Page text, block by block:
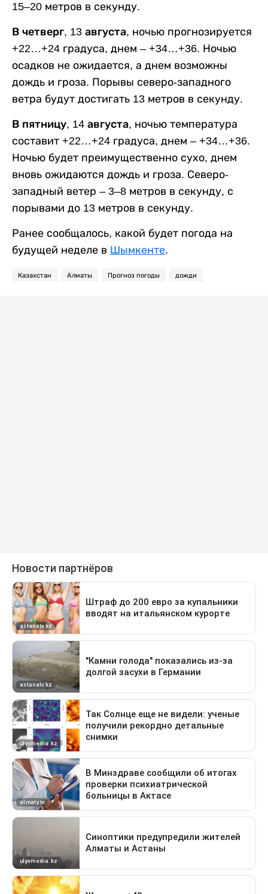
15–20 метров в секунду.
В четверг, 13 августа, ночью прогнозируется
+22…+24 градуса, днем – +34…+36. Ночью
осадков не ожидается, а днем возможны
дождь и гроза. Порывы северо-западного
ветра будут достигать 13 метров в секунду.
В пятницу, 14 августа, ночью температура
составит +22…+24 градуса, днем – +34…+36.
Ночью будет преимущественно сухо, днем
вновь ожидаются дождь и гроза. Северо-
западный ветер – 3–8 метров в секунду, с
порывами до 13 метров в секунду.
Ранее сообщалось, какой будет погода на
будущей неделе в Шымкенте.
Казахстан Алматы Прогноз погоды дожди